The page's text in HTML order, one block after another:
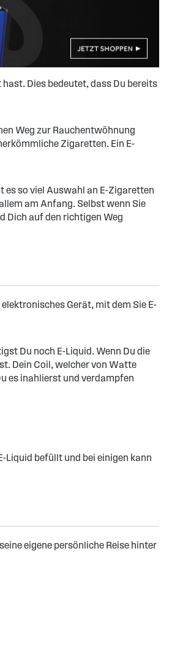
Dies bedeutet, dass Du bereits
Weg zur Rauchentwöhnung
Zigaretten. Ein E-
es so viel Auswahl an E-Zigaretten
am Anfang. Selbst wenn Sie
Dich auf den richtigen Weg
Gerät, mit dem Sie E-
Du noch E-Liquid. Wenn Du die
Dein Coil, welcher von Watte
es inahlierst und verdampfen
Liquid befüllt und bei einigen kann
eigene persönliche Reise hinter